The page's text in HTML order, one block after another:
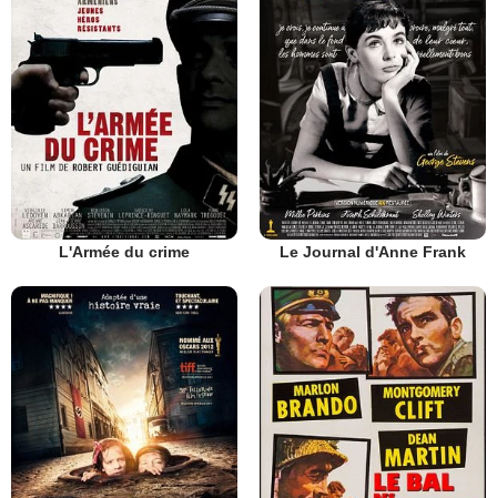
L'Armée du crime Le Journal d'Anne Frank